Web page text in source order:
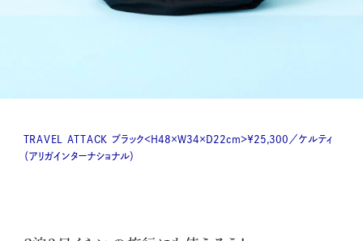
TRAVEL ATTACK
ブラック＜H48×W34×D22cm＞￥25,300／ケルティ
（アリガインターナショナル）